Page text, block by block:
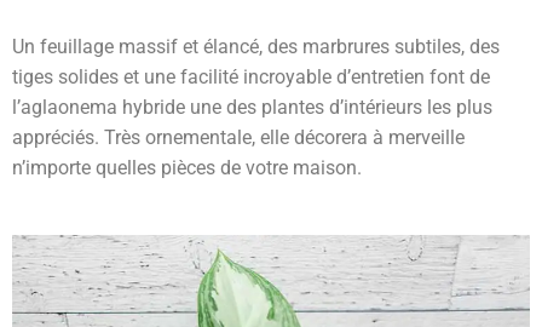
Un feuillage massif et élancé, des marbrures subtiles, des
tiges solides et une facilité incroyable d’entretien font de
l’aglaonema hybride une des plantes d’intérieurs les plus
appréciés. Très ornementale, elle décorera à merveille
n’importe quelles pièces de votre maison.